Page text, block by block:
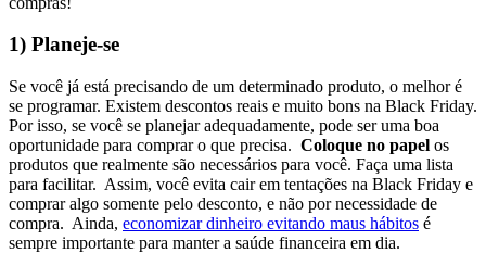
1) Planeje-se
Se você já está precisando de um determinado produto, o melhor é
se programar. Existem descontos reais e muito bons na Black Friday.
Por isso, se você se planejar adequadamente, pode ser uma boa
oportunidade para comprar o que precisa. Coloque no papel os
produtos que realmente são necessários para você. Faça uma lista
para facilitar. Assim, você evita cair em tentações na Black Friday e
comprar algo somente pelo desconto, e não por necessidade de
compra. Ainda, economizar dinheiro evitando maus hábitos é
sempre importante para manter a saúde financeira em dia.